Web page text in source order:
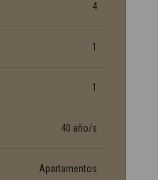
4
1
1
40 año/s
Apartamentos